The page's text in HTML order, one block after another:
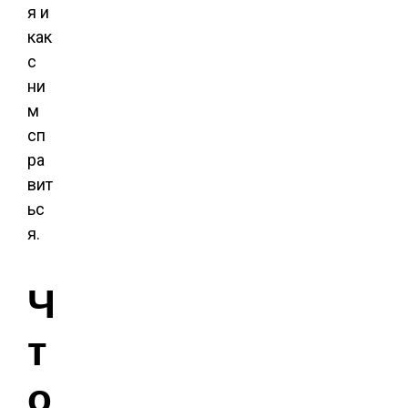
я и
как
с
ни
м
сп
ра
вит
ьс
я.
Ч
т
о